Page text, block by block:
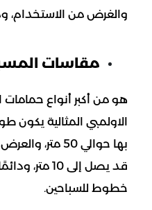
والغرض من الاستخدام،
مقاسات
هو من أكبر أنواع
الاولمبي المثالية
خطوط للسباحين.